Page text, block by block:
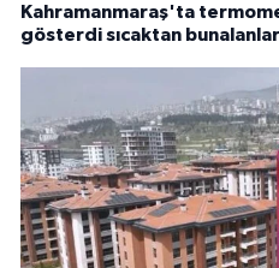
Kahramanmaraş'ta
gösterdi sıcaktan